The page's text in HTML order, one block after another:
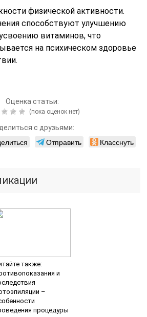
физической активности.
способствуют улучшению
витаминов, что
на психическом здоровье
Оценка статьи:
(пока оценок нет)
с друзьями:
Отправить Класснуть
также:
и
–
процедуры